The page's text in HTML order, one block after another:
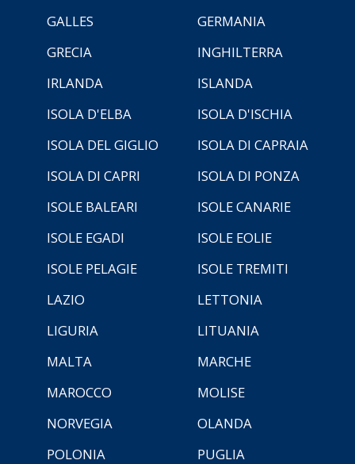
GALLES
GERMANIA
GRECIA
INGHILTERRA
IRLANDA
ISLANDA
ISOLA D'ELBA
ISOLA D'ISCHIA
ISOLA DEL GIGLIO
ISOLA DI CAPRAIA
ISOLA DI CAPRI
ISOLA DI PONZA
ISOLE BALEARI
ISOLE CANARIE
ISOLE EGADI
ISOLE EOLIE
ISOLE PELAGIE
ISOLE TREMITI
LAZIO
LETTONIA
LIGURIA
LITUANIA
MALTA
MARCHE
MAROCCO
MOLISE
NORVEGIA
OLANDA
POLONIA
PUGLIA